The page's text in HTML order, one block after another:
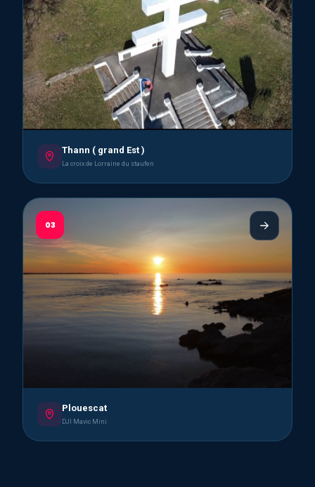
Thann ( grand Est )
La croix de Lorraine du staufen
03
Plouescat
DJI Mavic Mini